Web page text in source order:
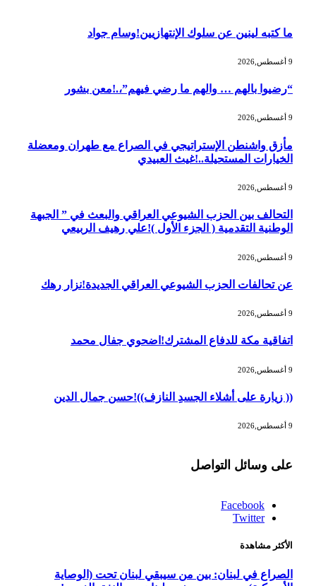
ما كتبه لينين عن سلوك الإنتهازيين!وسام جواد
“رضيوا بالهم … والهم ما رضي فيهم”،.!معن بشور
مأزق واشنطن الإستراتيجي في الصراع مع طهران ومعضلة
الخيارات المستحيلة..!غيث العبيدي
التحالف بين الحزب الشيوعي العراقي والبعث في ” الجبهة
الوطنية التقدمية ( الجزء الأول )!علي رهيف الربيعي
عن تحالفات الحزب الشيوعي العراقي الجديدة!نزار رهك
اتفاقية مكة للدفاع المشترك!اضحوي جفال محمد
(( زيارة على أشلاء الجسدِ النازف))!حسن جمال الدين
على وسائل التواصل
Facebook
Twitter
الأكثر مشاهدة
الصراع في لبنان: بين من سيبقي لبنان تحت (الوصاية